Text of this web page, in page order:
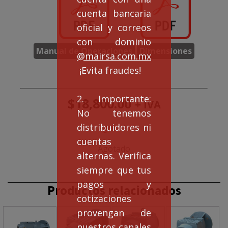
cuenta bancaria
oficial y correos
con dominio
@mairsa.com.mx
¡Evita fraudes!
2. Importante:
No tenemos
distribuidores ni
cuentas
alternas. Verifica
siempre que tus
pagos y
cotizaciones
provengan de
Manual de Operaciones Dimensiones
18,800.00 + IVA
Agotado
Agotado
Productos relacionados